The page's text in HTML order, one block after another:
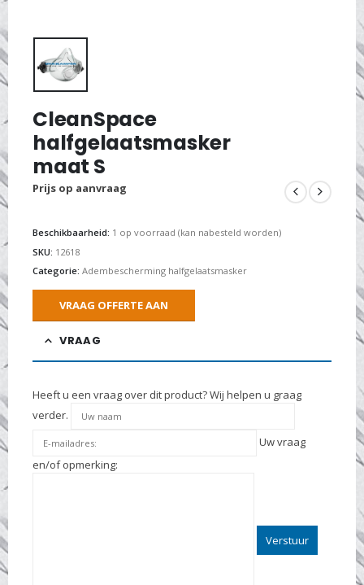
CleanSpace
halfgelaatsmasker
maat S
Prijs op aanvraag
Beschikbaarheid: 1 op voorraad (kan nabesteld worden)
SKU: 12618
Categorie: Adembescherming halfgelaatsmasker
VRAAG OFFERTE AAN
VRAAG
Heeft u een vraag over dit product? Wij helpen u graag
verder.
Uw vraag
en/of opmerking: